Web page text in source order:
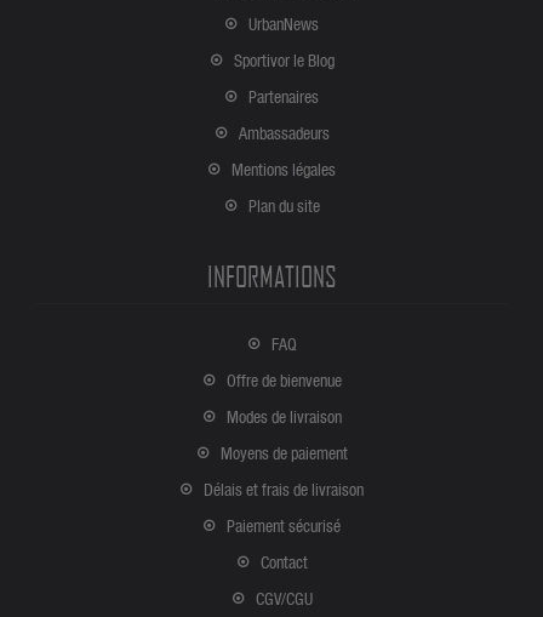
UrbanNews
Sportivor le Blog
Partenaires
Ambassadeurs
Mentions légales
Plan du site
INFORMATIONS
FAQ
Offre de bienvenue
Modes de livraison
Moyens de paiement
Délais et frais de livraison
Paiement sécurisé
Contact
CGV/CGU